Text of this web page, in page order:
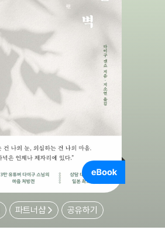
파트너샵 공유하기